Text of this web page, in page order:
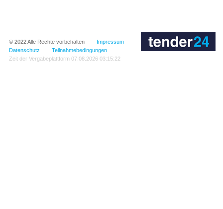
© 2022Alle Rechte vorbehalten
Impressum
Datenschutz
Teilnahmebedingungen
Zeit der Vergabeplattform 07.08.2026 03:15:22